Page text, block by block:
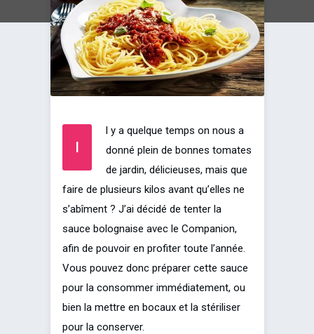
I
l y a quelque temps on nous a
donné plein de bonnes tomates
de jardin, délicieuses, mais que
faire de plusieurs kilos avant qu’elles ne
s’abîment ? J’ai décidé de tenter la
sauce bolognaise avec le Companion,
afin de pouvoir en profiter toute l’année.
Vous pouvez donc préparer cette sauce
pour la consommer immédiatement, ou
bien la mettre en bocaux et la stériliser
pour la conserver.